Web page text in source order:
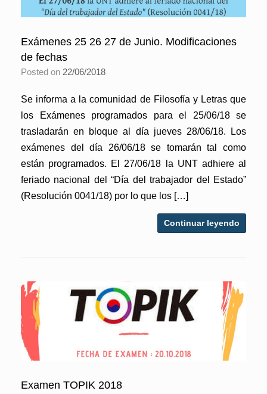
Exámenes 25 26 27 de Junio. Modificaciones
de fechas
Posted on 22/06/2018
Se informa a la comunidad de Filosofía y Letras que
los Exámenes programados para el 25/06/18 se
trasladarán en bloque al día jueves 28/06/18. Los
exámenes del día 26/06/18 se tomarán tal como
están programados. El 27/06/18 la UNT adhiere al
feriado nacional del “Día del trabajador del Estado”
(Resolución 0041/18) por lo que los […]
Continuar leyendo
Examen TOPIK 2018